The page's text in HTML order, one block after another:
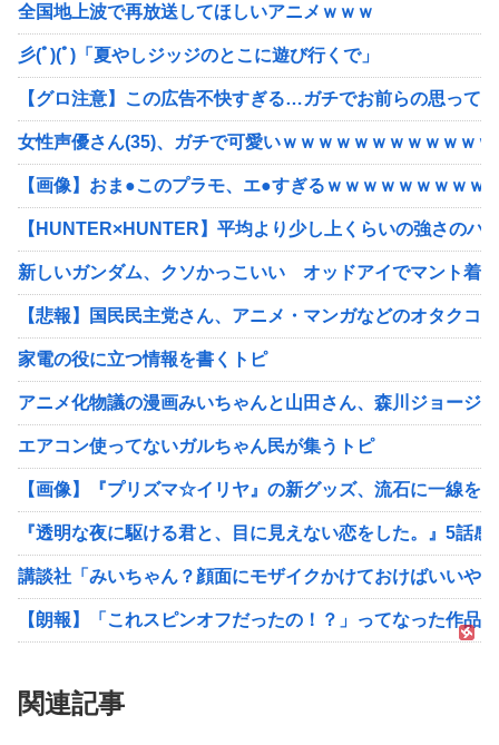
全国地上波で再放送してほしいアニメｗｗｗ
彡(ﾟ)(ﾟ)「夏やしジッジのとこに遊び行くで」
【グロ注意】この広告不快すぎる…ガチでお前らの思って
女性声優さん(35)、ガチで可愛いｗｗｗｗｗｗｗｗｗｗｗｗ
【画像】おま●このプラモ、エ●すぎるｗｗｗｗｗｗｗｗｗ
【HUNTER×HUNTER】平均より少し上くらいの強さのハ
新しいガンダム、クソかっこいい オッドアイでマント着
【悲報】国民民主党さん、アニメ・マンガなどのオタク
家電の役に立つ情報を書くトピ
アニメ化物議の漫画みいちゃんと山田さん、森川ジョージ
エアコン使ってないガルちゃん民が集うトピ
【画像】『プリズマ☆イリヤ』の新グッズ、流石に一線を
『透明な夜に駆ける君と、目に見えない恋をした。』5話
講談社「みいちゃん？顔面にモザイクかけておけばいいや
【朗報】「これスピンオフだったの！？」ってなった作品
関連記事